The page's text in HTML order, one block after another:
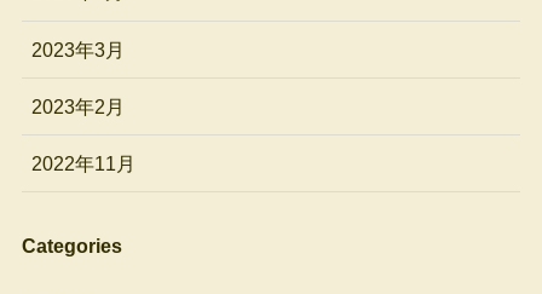
2023年3月
2023年2月
2022年11月
Categories